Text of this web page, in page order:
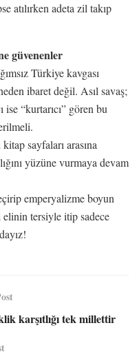
atılırken adeta zil takıp
güvenenler
Türkiye kavgası
ibaret değil. Asıl savaş;
“kurtarıcı” gören bu
sayfaları arasına
yüzüne vurmaya devam
emperyalizme boyun
tersiyle itip sadece
karşıtlığı tek millettir